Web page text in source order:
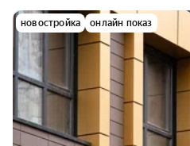
новостройка онлайн показ